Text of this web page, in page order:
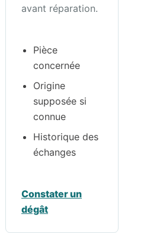
avant réparation.
Pièce
concernée
Origine
supposée si
connue
Historique des
échanges
Constater un
dégât